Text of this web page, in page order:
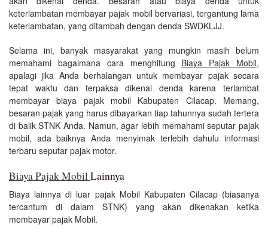
keterlambatan membayar pajak mobil bervariasi, tergantung lama
keterlambatan, yang ditambah dengan denda SWDKLJJ.
Selama ini, banyak masyarakat yang mungkin masih belum
memahami bagaimana cara menghitung Biaya Pajak Mobil,
apalagi jika Anda berhalangan untuk membayar pajak secara
tepat waktu dan terpaksa dikenai denda karena terlambat
membayar biaya pajak mobil Kabupaten Cilacap. Memang,
besaran pajak yang harus dibayarkan tiap tahunnya sudah tertera
di balik STNK Anda. Namun, agar lebih memahami seputar pajak
mobil, ada baiknya Anda menyimak terlebih dahulu informasi
terbaru seputar pajak motor.
Biaya Pajak MobilLainnya
Biaya lainnya di luar pajak Mobil Kabupaten Cilacap (biasanya
tercantum di dalam STNK) yang akan dikenakan ketika
membayar pajak Mobil.